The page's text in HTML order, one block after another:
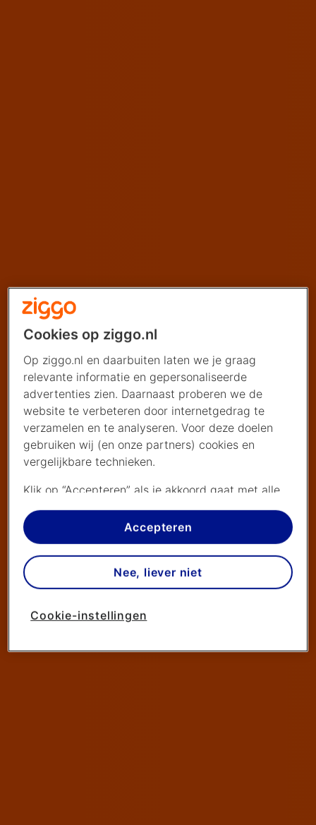
Cookies op ziggo.nl
Op ziggo.nl en daarbuiten laten we je graag
relevante informatie en gepersonaliseerde
advertenties zien. Daarnaast proberen we de
website te verbeteren door internetgedrag te
verzamelen en te analyseren. Voor deze doelen
gebruiken wij (en onze partners) cookies en
vergelijkbare technieken.
Klik op “Accepteren” als je akkoord gaat met alle
cookies. Kies je voor “Nee, liever niet”, dan
plaatsen we alleen strikt noodzakelijke cookies om
de website goed te laten werken. Dat betekent
dat we geen vormen van personalisatie
toepassen.
cookies worden geplaatst. Je kan je keuze altijd
privacy beleidlees je meer over hoe we omgaan
Accepteren
Nee, liever niet
Cookie-instellingen